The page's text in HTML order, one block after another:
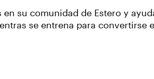
su comunidad de Estero y
se entrena para convertirse